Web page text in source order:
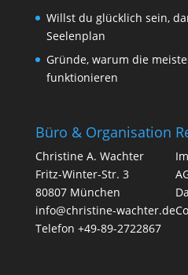
Willst du glücklich sein,
Seelenplan
Gründe, warum die
funktionieren
Büro & Organisation
Christine A. Wachter
Fritz-Winter-Str. 3
80807 München
info@christine-wachter.de
Telefon +49-89-2722867